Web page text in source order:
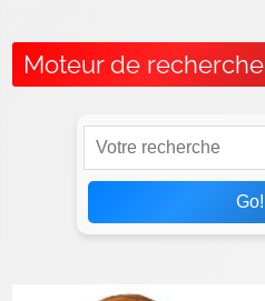
Moteur de recherche
Go!